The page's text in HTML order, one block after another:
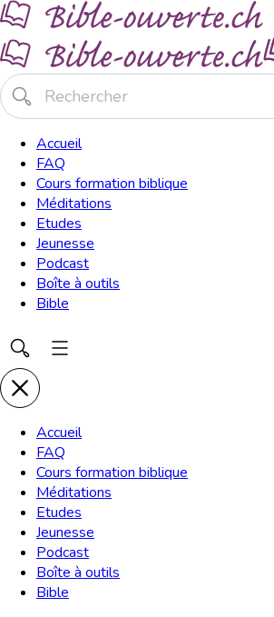
Accueil
FAQ
Cours formation biblique
Méditations
Etudes
Jeunesse
Podcast
Boîte à outils
Bible
Accueil
FAQ
Cours formation biblique
Méditations
Etudes
Jeunesse
Podcast
Boîte à outils
Bible